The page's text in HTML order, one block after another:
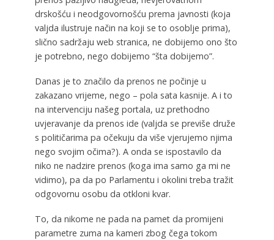
drskošću i neodgovornošću prema javnosti (koja
valjda ilustruje način na koji se to osoblje prima),
slično sadržaju web stranica, ne dobijemo ono što
je potrebno, nego dobijemo “šta dobijemo”.
Danas je to značilo da prenos ne počinje u
zakazano vrijeme, nego – pola sata kasnije. A i to
na intervenciju našeg portala, uz prethodno
uvjeravanje da prenos ide (valjda se previše druže
s političarima pa očekuju da više vjerujemo njima
nego svojim očima?). A onda se ispostavilo da
niko ne nadzire prenos (koga ima samo ga mi ne
vidimo), pa da po Parlamentu i okolini treba tražit
odgovornu osobu da otkloni kvar.
To, da nikome ne pada na pamet da promijeni
parametre zuma na kameri zbog čega tokom